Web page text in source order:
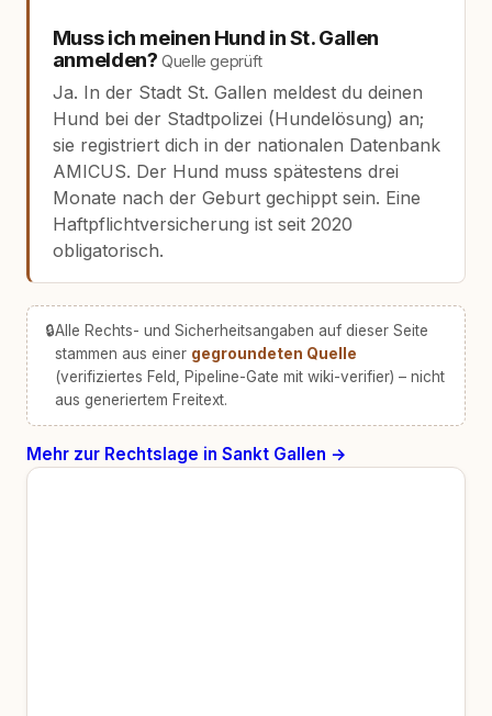
Muss ich meinen Hund in St. Gallen
anmelden?Quelle geprüft
Ja. In der Stadt St. Gallen meldest du deinen
Hund bei der Stadtpolizei (Hundelösung) an;
sie registriert dich in der nationalen Datenbank
AMICUS. Der Hund muss spätestens drei
Monate nach der Geburt gechippt sein. Eine
Haftpflichtversicherung ist seit 2020
obligatorisch.
🔒Alle Rechts- und Sicherheitsangaben auf dieser Seite
stammen aus einer gegroundeten Quelle
(verifiziertes Feld, Pipeline-Gate mit wiki-verifier) – nicht
aus generiertem Freitext.
Mehr zur Rechtslage in Sankt Gallen →